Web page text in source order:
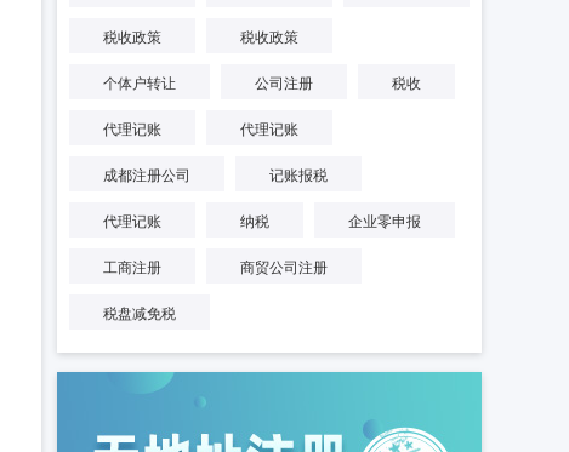
税收政策 税收政策
个体户转让 公司注册 税收
代理记账 代理记账
成都注册公司 记账报税
代理记账 纳税 企业零申报
工商注册 商贸公司注册
税盘减免税